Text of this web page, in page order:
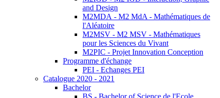
and Design
M2MDA - M2 MdA - Mathématiques de
l'Aléatoire
M2MSV - M2 MSV - Mathématiques
pour les Sciences du Vivant
M2PIC - Projet Innovation Conception
Programme d'échange
PEI - Echanges PEI
Catalogue 2020 - 2021
Bachelor
BS - Bachelor of Science de l'Ecole